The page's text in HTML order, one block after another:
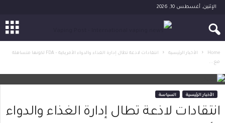
الإثنين, أغسطس 10, 2026
Home الأخبار الرئيسية
انتقادات لاذعة تطال إدارة الغذاء والدواء الأمريكية – FDA لكونها متساهلة
مع...
الأخبار الرئيسية السياسة
انتقادات لاذعة تطال إدارة الغذاء والدواء